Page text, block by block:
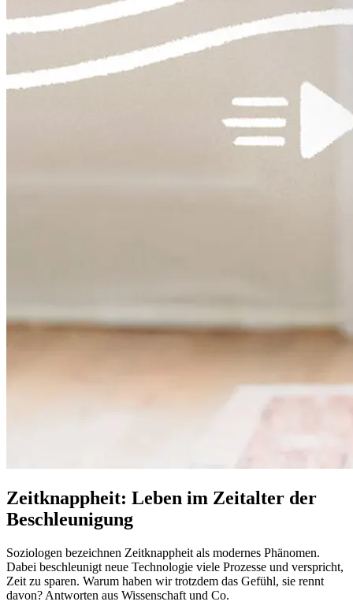
Zeitknappheit: Leben im Zeitalter der
Beschleunigung
Soziologen bezeichnen Zeitknappheit als modernes Phänomen.
Dabei beschleunigt neue Technologie viele Prozesse und verspricht,
Zeit zu sparen. Warum haben wir trotzdem das Gefühl, sie rennt
davon? Antworten aus Wissenschaft und Co.